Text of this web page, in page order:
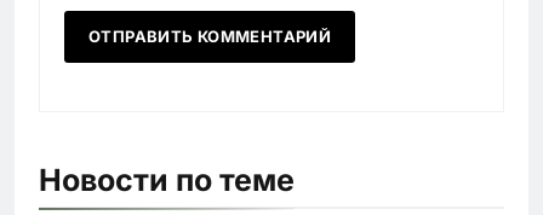
Новости по теме